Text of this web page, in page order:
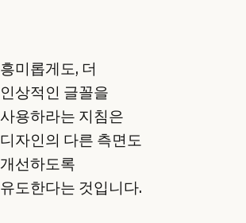
흥미롭게도, 더
인상적인 글꼴을
사용하라는 지침은
디자인의 다른 측면도
개선하도록
유도한다는 것입니다.